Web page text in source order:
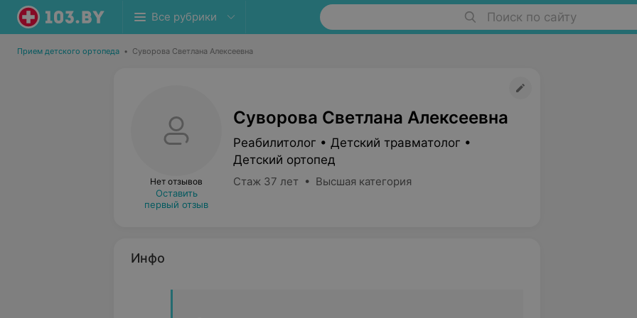
Все рубрики Поиск по сайту
Прием детского ортопеда • Суворова Светлана Алексеевна
Нет отзывов
Оставить
первый отзыв
Суворова Светлана Алексеевна
Реабилитолог • Детский травматолог •
Детский ортопед
Стаж 37 лет • Высшая категория
Инфо